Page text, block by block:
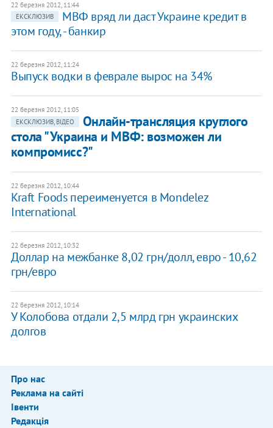
22 березня 2012, 11:44
ЕКСКЛЮЗИВ
МВФ вряд ли даст Украине кредит в
этом году, - банкир
22 березня 2012, 11:24
Выпуск водки в феврале вырос на 34%
22 березня 2012, 11:05
ЕКСКЛЮЗИВ, ВІДЕО
Онлайн-трансляция круглого
стола "Украина и МВФ: возможен ли
компромисс?"
22 березня 2012, 10:44
Kraft Foods переименуется в Mondelez
International
22 березня 2012, 10:32
Доллар на межбанке 8,02 грн/долл, евро - 10,62
грн/евро
22 березня 2012, 10:14
У Колобова отдали 2,5 млрд грн украинских
долгов
Про нас
Реклама на сайті
Івенти
Редакція